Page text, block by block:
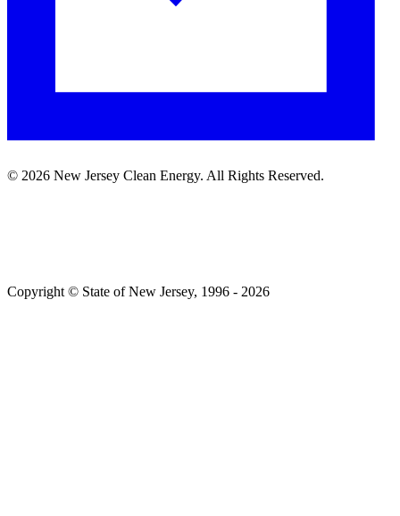
© 2026 New Jersey Clean Energy. All Rights Reserved.​​​​‌ ‍ ​‍​‍‌‍ ‌ ​‍‌‍‍‌‌‍‌ ‌‍‍‌‌‍ ‍​‍​‍​ ‍‍​‍​‍‌ ​ ‌‍​‌‌‍ ‍‌‍‍‌‌ ‌​‌ ‍‌​‍ ‍‌‍‍‌‌‍ ​‍​‍​‍ ​​‍​‍‌‍‍​‌ ​‍‌‍‌‌‌‍‌‍​‍​‍​ ‍‍​‍​‍‌‍‍​‌ ‌​‌ ‌​‌ ​​​ ‍‍​‍ ​‍ ‌‍ ​‌‍ ‌‍​ ‌‍​‌‌‍ ​‌‍‍​‌‍ ‌ ​ ‌ ‌​​ ‍‍​ ​ ​ ​ ​ ​ ​ ​ ​‍ ‌‍‍‌‌‍ ‍‌ ‌​‌‍‌‌‌‍ ‍‌ ‌​​‍ ‌‍‌‌‌‍‌​‌‍‍‌‌ ‌​​‍ ‌‍ ‌‌‍ ‌‍‌​‌‍‌‌​ ‌‌ ​​‌ ​‍‌‍‌‌‌ ​ ‌‍‌‌‌‍ ‍‌ ‌​‌‍​‌‌ ‌​‌‍‍‌‌‍ ‌‍ ‍​ ‍ ‌‍‍‌‌‍‌​​ ‌‌ ​ ‌‍‍‌‌ ‌​‌‍‌‌‌​‌‍‌‍ ‌‍ ‌ ‌​‌‍‌‌‌ ​‍​ ‍ ‌ ‌​‌ ‍‌‌ ​​‌‍‌‌​ ‌‌‍‌‍‌‍ ‌‍ ‌ ‌​‌‍‌‌‌ ​‍​ ‍ ‌ ​​‌‍​‌‌ ‌​‌‍‍​​ ‌‌‍ ​‌‍‌‌‌‍‌ ‌‍​‌‌‍ ​​‍ ‍‌ ‌​‌‍‌‌‌ ‍​‌ ‌​​ ‌‍​‍‌‍​‌‌ ​ ‌‍‌‌‌‌‌‌‌ ​‍‌‍ ​​ ‌‌‍‍​‌ ‌​‌ ‌​‌ ​​​‍‌‌​ ​ ‌​​‌​‍‌‌​ ​‍‌​‌‍​‍‌‌​ ​‍‌​‌‍‌‍ ​‌‍ ‌‍​ ‌‍​‌‌‍ ​‌‍‍​‌‍ ‌ ​ ‌ ‌​​‍‌‌​ ​ ‌​​‌​ ​ ​ ​ ​ ​ ​ ​ ​‍‌‍‌‍‍‌‌‍‌​​ ‌‌ ​ ‌‍‍‌‌ ‌​‌‍‌‌‌​‌‍‌‍ ‌‍ ‌ ‌​‌‍‌‌‌ ​‍​‍‌‍‌ ‌​‌ ‍‌‌ ​​‌‍‌‌​ ‌‌‍‌‍‌‍ ‌‍ ‌ ‌​‌‍‌‌‌ ​‍​‍‌‍‌ ​​‌‍​‌‌ ‌​‌‍‍​​ ‌‌‍ ​‌‍‌‌‌‍‌ ‌‍​‌‌‍ ​​‍ ‍‌ ‌​‌‍‌‌‌ ‍​‌ ‌​​‍‌‍‌ ​​‌‍‌‌‌ ​‍‌ ​ ‌ ​​‌‍‌‌‌‍​ ‌ ‌​‌‍‍‌‌ ‌‍‌‍‌‌​ ‌‌ ​​‌ ‌‌‌‍​‍‌‍ ​‌‍‍‌‌ ​ ‌‍‍​‌‍‌‌‌‍‌​​‍​‍‌ ‌
Copyright © State of New Jersey, 1996 -​​​​‌ ‍ ​‍​‍‌‍ ‌ ​‍‌‍‍‌‌‍‌ ‌‍‍‌‌‍ ‍​‍​‍​ ‍‍​‍​‍‌ ​ ‌‍​‌‌‍ ‍‌‍‍‌‌ ‌​‌ ‍‌​‍ ‍‌‍‍‌‌‍ ​‍​‍​‍ ​​‍​‍‌‍‍​‌ ​‍‌‍‌‌‌‍‌‍​‍​‍​ ‍‍​‍​‍‌‍‍​‌ ‌​‌ ‌​‌ ​​​ ‍‍​‍ ​‍ ‌‍ ​‌‍ ‌‍​ ‌‍​‌‌‍ ​‌‍‍​‌‍ ‌ ​ ‌ ‌​​ ‍‍​ ​ ​ ​ ​ ​ ​ ​ ​‍ ‌‍‍‌‌‍ ‍‌ ‌​‌‍‌‌‌‍ ‍‌ ‌​​‍ ‌‍‌‌‌‍‌​‌‍‍‌‌ ‌​​‍ ‌‍ ‌‌‍ ‌‍‌​‌‍‌‌​ ‌‌ ​​‌ ​‍‌‍‌‌‌ ​ ‌‍‌‌‌‍ ‍‌ ‌​‌‍​‌‌ ‌​‌‍‍‌‌‍ ‌‍ ‍​ ‍ ‌‍‍‌‌‍‌​​ ‌‌‍ ‍‌‍‍‍‌​‌ ‌‍ ‌ ‌‍‌​ ​‌‍​‌‌ ‍‌‌‍ ‌ ‌‌‌ ‌​​ ‍ ‌ ‌​‌ ‍‌‌ ​​‌‍‌‌​ ‌‌‍ ‍‌‍‍‍‌‍ ​‌‍​‌‌ ‍‌‌‍ ‌ ‌‌‌ ‌​​ ‍ ‌ ​​‌‍​‌‌ ‌​‌‍‍​​ ‌‌‍‌‍‌‍ ‌‍ ‌ ‌​‌‍‌‌‌ ​‍​‍ ‍‌‍ ​‌‍‌‌‌‍‌ ‌‍​‌‌‍ ​​ ‌‍​‍‌‍​‌‌ ​ ‌‍‌‌‌‌‌‌‌ ​‍‌‍ ​​ ‌‌‍‍​‌ ‌​‌ ‌​‌ ​​​‍‌‌​ ​ ‌​​‌​‍‌‌​ ​‍‌​‌‍​‍‌‌​ ​‍‌​‌‍‌‍ ​‌‍ ‌‍​ ‌‍​‌‌‍ ​‌‍‍​‌‍ ‌ ​ ‌ ‌​​‍‌‌​ ​ ‌​​‌​ ​ ​ ​ ​ ​ ​ ​ ​‍‌‍‌‍‍‌‌‍‌​​ ‌‌‍ ‍‌‍‍‍‌​‌ ‌‍ ‌ ‌‍‌​ ​‌‍​‌‌ ‍‌‌‍ ‌ ‌‌‌ ‌​​‍‌‍‌ ‌​‌ ‍‌‌ ​​‌‍‌‌​ ‌‌‍ ‍‌‍‍‍‌‍ ​‌‍​‌‌ ‍‌‌‍ ‌ ‌‌‌ ‌​​‍‌‍‌ ​​‌‍​‌‌ ‌​‌‍‍​​ ‌‌‍‌‍‌‍ ‌‍ ‌ ‌​‌‍‌‌‌ ​‍​‍ ‍‌‍ ​‌‍‌‌‌‍‌ ‌‍​‌‌‍ ​​‍‌‍‌ ​​‌‍‌‌‌ ​‍‌ ​ ‌ ​​‌‍‌‌‌‍​ ‌ ‌​‌‍‍‌‌ ‌‍‌‍‌‌​ ‌‌ ​​‌ ‌‌‌‍​‍‌‍ ​‌‍‍‌‌ ​ ‌‍‍​‌‍‌‌‌‍‌​​‍​‍‌ ‌ 2026